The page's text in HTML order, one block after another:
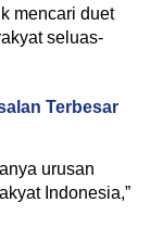
mencari duet
seluas-
Terbesar
urusan
Indonesia,”